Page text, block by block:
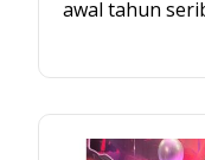
awal tahun